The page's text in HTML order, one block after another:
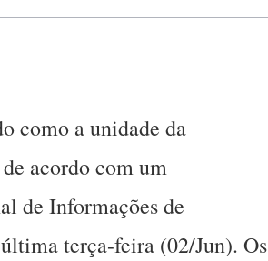
como a unidade da
acordo com um
de Informações de
terça-feira (02/Jun). Os